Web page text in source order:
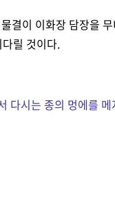
결이 이화장 담장을
릴 것이다.
다시는 종의 멍에를 메